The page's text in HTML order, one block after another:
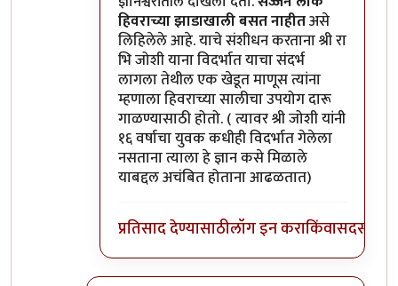
हिवराच्या झाडाखाली बसत नाहीतअसे
लिहिलेले आहे. याचे संशीधन करताना श्री रा
भि जोशी याना विदर्भात याचा संदर्भ
लागला तेथील एक खेडूत माणूस त्यांना
म्हणाला हिवराच्या सालीचा उपयोग दारू
गाळण्यासाठी होतो. ( त्यावर श्री जोशी यांनी
१६ वर्षाचा युवक कधीही विदर्भात गेलेला
नसताना त्याला हे ज्ञान कसे मिळाले
याबद्दल अचंबित होताना आढळतात)
प्रतिसाद देण्यासाठीलॉग इन कराकिंवासदस्य व्हा